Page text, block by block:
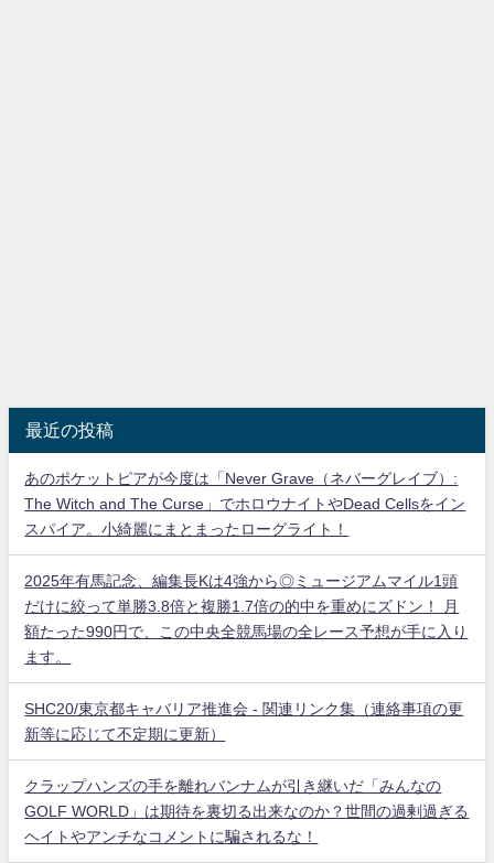
最近の投稿
あのポケットピアが今度は「Never Grave（ネバーグレイブ）:
The Witch and The Curse」でホロウナイトやDead Cellsをイン
スパイア。小綺麗にまとまったローグライト！
2025年有馬記念、編集長Kは4強から◎ミュージアムマイル1頭
だけに絞って単勝3.8倍と複勝1.7倍の的中を重めにズドン！ 月
額たった990円で、この中央全競馬場の全レース予想が手に入り
ます。
SHC20/東京都キャバリア推進会 - 関連リンク集（連絡事項の更
新等に応じて不定期に更新）
クラップハンズの手を離れバンナムが引き継いだ「みんなの
GOLF WORLD」は期待を裏切る出来なのか？世間の過剰過ぎる
ヘイトやアンチなコメントに騙されるな！